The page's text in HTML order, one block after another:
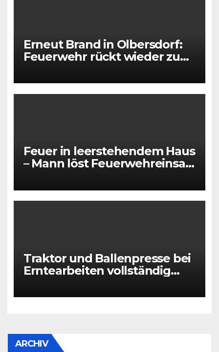
Erneut Brand in Olbersdorf:
Feuerwehr rückt wieder zu
Feuer in leerstehendem Haus
– Mann löst Feuerwehreinsatz
Traktor und Ballenpresse bei
Erntearbeiten vollständig
ARCHIV